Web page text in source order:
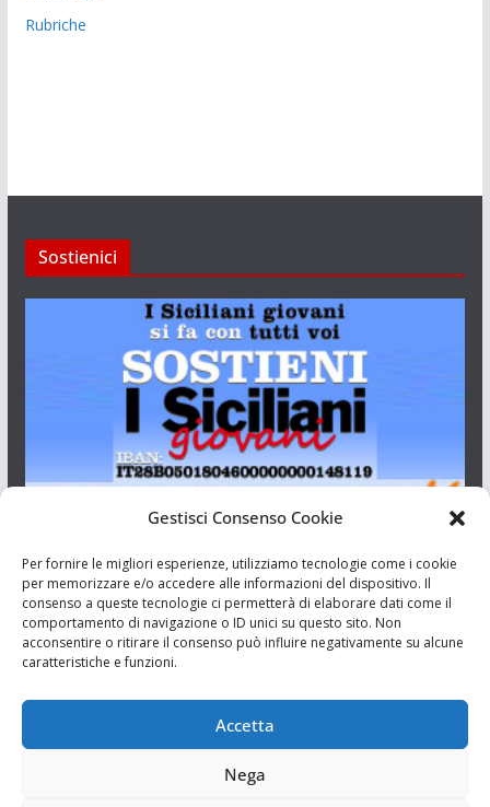
Gestisci Consenso Cookie
Per fornire le migliori esperienze, utilizziamo tecnologie come i cookie
per memorizzare e/o accedere alle informazioni del dispositivo. Il
consenso a queste tecnologie ci permetterà di elaborare dati come il
comportamento di navigazione o ID unici su questo sito. Non
acconsentire o ritirare il consenso può influire negativamente su alcune
caratteristiche e funzioni.
Accetta
Nega
Rubriche
Sostienici
Aut. del tribunale di Catania n.23/2011 del 20/09/2011 Dir.
Resp. Riccardo Orioles.
Associazione Culturale I Siciliani Giovani
via Randazzo 27 Catania